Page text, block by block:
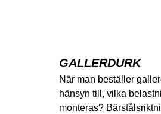
GALLERDURK
När man beställer
hänsyn till, vilka
monteras?